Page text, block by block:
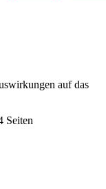
auf das
Seiten